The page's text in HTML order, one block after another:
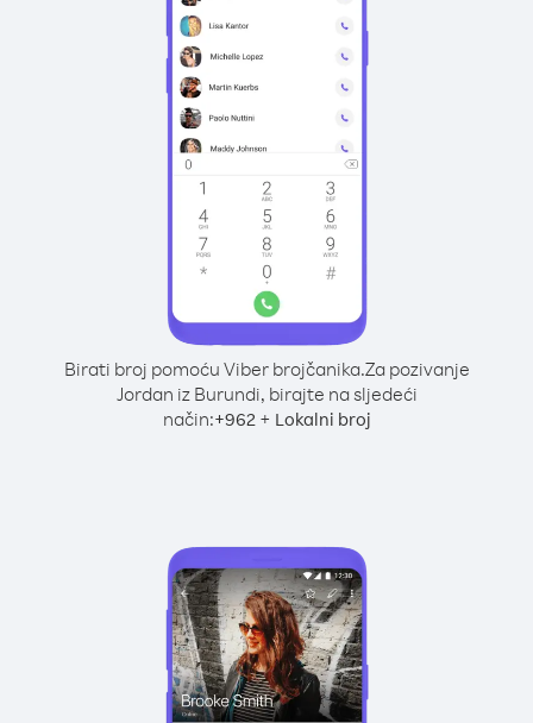
Birati broj pomoću Viber brojčanika.Za pozivanje
Jordan iz Burundi, birajte na sljedeći
način:+962+ Lokalni broj